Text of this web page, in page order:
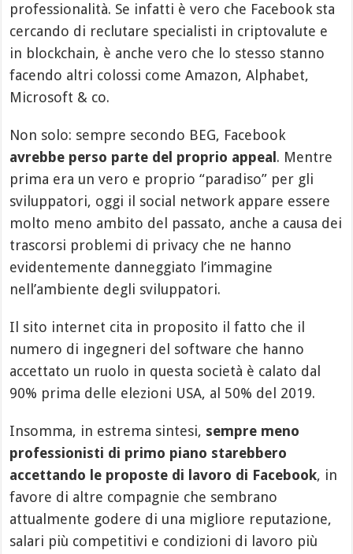
professionalità. Se infatti è vero che Facebook sta
cercando di reclutare specialisti in criptovalute e
in blockchain, è anche vero che lo stesso stanno
facendo altri colossi come Amazon, Alphabet,
Microsoft & co.
Non solo: sempre secondo BEG, Facebook
avrebbe perso parte del proprio appeal . Mentre
prima era un vero e proprio “paradiso” per gli
sviluppatori, oggi il social network appare essere
molto meno ambito del passato, anche a causa dei
trascorsi problemi di privacy che ne hanno
evidentemente danneggiato l’immagine
nell’ambiente degli sviluppatori.
Il sito internet cita in proposito il fatto che il
numero di ingegneri del software che hanno
accettato un ruolo in questa società è calato dal
90% prima delle elezioni USA, al 50% del 2019.
Insomma, in estrema sintesi, sempre meno
professionisti di primo piano starebbero
accettando le proposte di lavoro di Facebook, in
favore di altre compagnie che sembrano
attualmente godere di una migliore reputazione,
salari più competitivi e condizioni di lavoro più